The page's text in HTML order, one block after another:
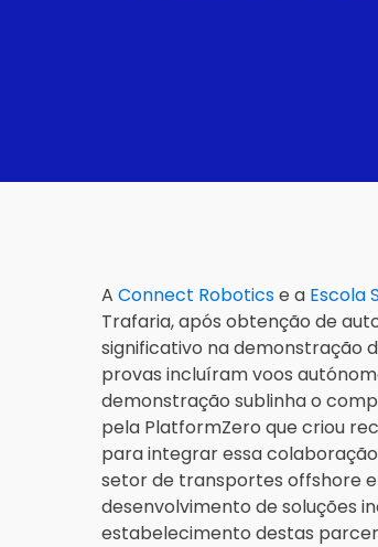
A Connect Roboticse a Escola
Trafaria, após obtenção de
significativo na demonstração
provas incluíram voos
demonstração sublinha o
pela PlatformZero que criou
para integrar essa
setor de transportes offshore
desenvolvimento de soluções
estabelecimento destas